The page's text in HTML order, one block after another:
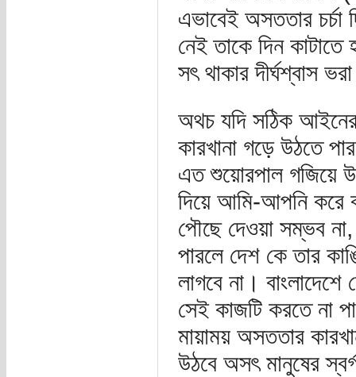
এভাবেই অসততার
নেই তাকে দিন
সৎ থাকার দীর্ঘশ্বাস
অথচ যদি সঠিক
কারখানা গড়ে উঠতে
এত শুয়োরপাল গজিয়ে
দিয়ে আমি-আপনি করে
পৌছে দেওয়া সম্ভব
পারলে দেশ কে তার
লাগবে না।
সেই কাজটি করতে না
মায়াময় অসততার
উঠবে অসৎ মানুষের